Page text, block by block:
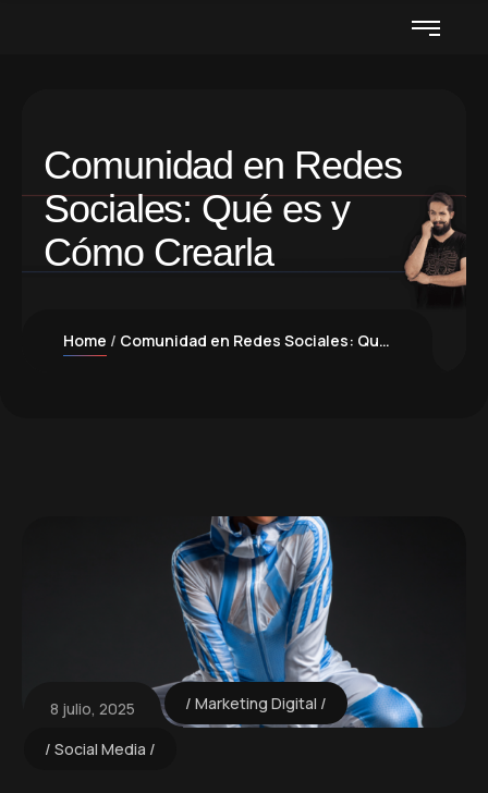
Comunidad en Redes
Sociales: Qué es y
Cómo Crearla
Home Comunidad en Redes Sociales: Qué es y Cómo Crearla
8 julio, 2025 Marketing Digital
Social Media